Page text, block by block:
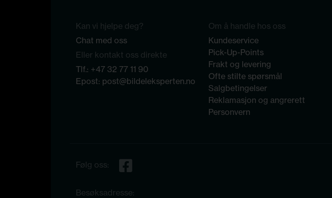
Kan vi hjelpe deg?
Chat med oss
Eller kontakt oss direkte
Tlf.: +47 32 77 11 90
Epost: post@bildeleksperten.no
Om å handle hos oss
Kundeservice
Pick-Up-Points
Frakt og levering
Ofte stilte spørsmål
Salgbetingelser
Reklamasjon og angrerett
Personvern
Følg oss:
Besøksadresse: